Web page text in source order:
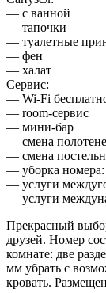
— с ванной
— тапочки
— туалетные
— фен
— халат
Сервис:
— Wi-Fi
— room-сервис
— мини-бар
— смена
— смена
— уборка
— услуги
— услуги
Прекрасный
друзей. Номер
комнате: две
мм убрать с
кровать.